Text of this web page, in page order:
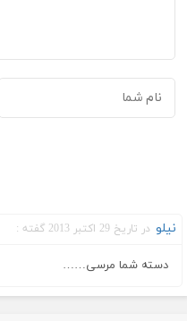
نیلو در تاریخ 29 اکتبر 2013 گفته :
دسته شما مرسی……